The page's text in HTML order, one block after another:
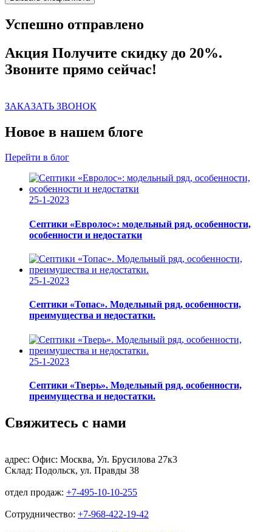
Успешно отправлено
Акция Получите скидку до 20%.
Звоните прямо сейчас!
ЗАКАЗАТЬ ЗВОНОК
Новое в нашем блоге
Перейти в блог
25-1-2023
Септики «Евролос»: модельный ряд, особенности,
особенности и недостатки
25-1-2023
Септики «Топас». Модельный ряд, особенности,
преимущества и недостатки.
25-1-2023
Септики «Тверь». Модельный ряд, особенности,
преимущества и недостатки.
Свяжитесь с нами
адрес: Офис: Москва, Ул. Брусилова 27к3
Склад: Подольск, ул. Правды 38
отдел продаж: +7-495-10-10-255
Сотрудничество: +7-968-422-19-42